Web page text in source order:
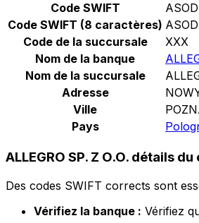
Code SWIFT
Code SWIFT (8 caractères)
Code de la succursale
XXX
Nom de la banque
Nom de la succursale
Adresse
Ville
Pays
ALLEGRO SP. Z O.O. détails
Des codes SWIFT corrects sont
Vérifiez la banque : Vérifiez